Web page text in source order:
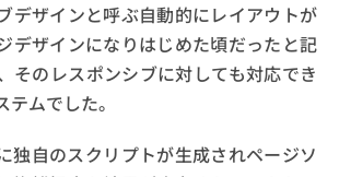
デザインと呼ぶ自動的にレイアウトが
デザインになりはじめた頃だったと記
そのレスポンシブに対しても対応でき
ムでした。
独自のスクリプトが生成されページソ